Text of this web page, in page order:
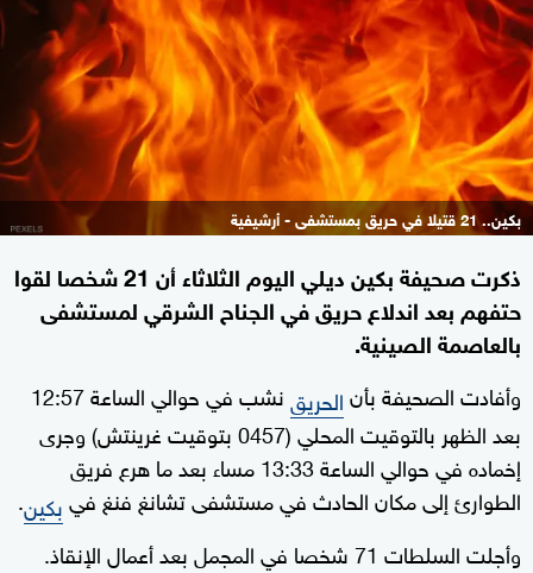
بكين.. 21 قتيلا في حريق بمستشفى - أرشيفية
ذكرت صحيفة بكين ديلي اليوم الثلاثاء أن 21 شخصا لقوا
حتفهم بعد اندلاع حريق في الجناح الشرقي لمستشفى
بالعاصمة الصينية.
وأفادت الصحيفة بأنالحريق
نشب في حوالي الساعة 12:57
بعد الظهر بالتوقيت المحلي (0457 بتوقيت غرينتش) وجرى
إخماده في حوالي الساعة 13:33 مساء بعد ما هرع فريق
الطوارئ إلى مكان الحادث في مستشفى تشانغ فنغ فيبكين.
وأجلت السلطات 71 شخصا في المجمل بعد أعمال الإنقاذ.